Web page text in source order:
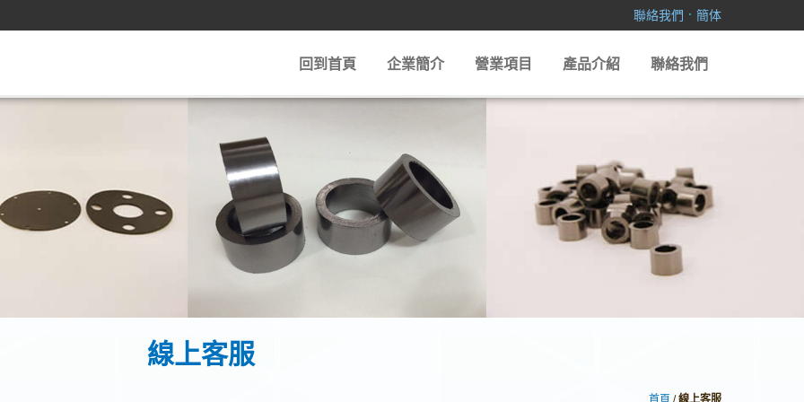
聯絡我們 ． 簡体
回到首頁 企業簡介 營業項目 產品介紹 聯絡我們
線上客服
首頁 /線上客服